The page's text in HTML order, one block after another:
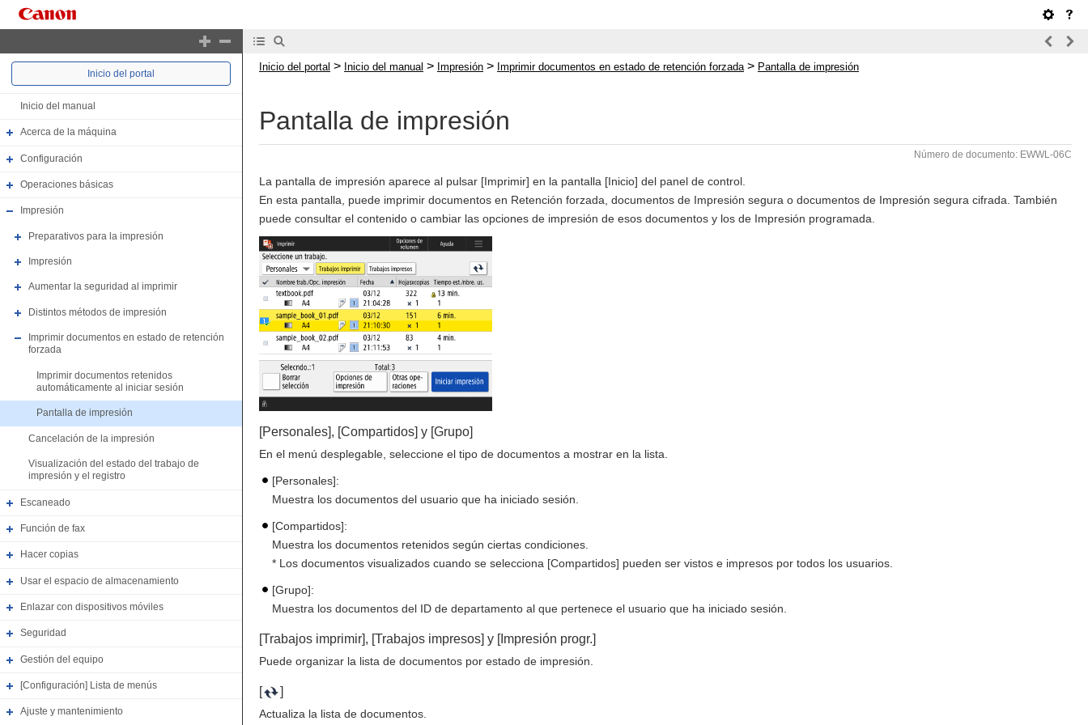
Inicio del portal
Inicio del manual
Acerca de la máquina
Configuración
Operaciones básicas
Impresión
Preparativos para la impresión
Impresión
Aumentar la seguridad al imprimir
Distintos métodos de impresión
Imprimir documentos en estado de retención
forzada
Imprimir documentos retenidos
automáticamente al iniciar sesión
Pantalla de impresión
Cancelación de la impresión
Visualización del estado del trabajo de
impresión y el registro
Escaneado
Función de fax
Hacer copias
Usar el espacio de almacenamiento
Enlazar con dispositivos móviles
Seguridad
Gestión del equipo
[Configuración] Lista de menús
Ajuste y mantenimiento
Inicio del portal > Inicio del manual > Impresión > Imprimir documentos en estado de retención forzada > Pantalla de impresión
Pantalla de impresión
Número de documento: EWWL-06C
La pantalla de impresión aparece al pulsar [Imprimir] en la pantalla [Inicio] del panel de control.
En esta pantalla, puede imprimir documentos en Retención forzada, documentos de Impresión segura o documentos de Impresión segura cifrada. También
puede consultar el contenido o cambiar las opciones de impresión de esos documentos y los de Impresión programada.
[Personales], [Compartidos] y [Grupo]
En el menú desplegable, seleccione el tipo de documentos a mostrar en la lista.
[Personales]:
Muestra los documentos del usuario que ha iniciado sesión.
[Compartidos]:
Muestra los documentos retenidos según ciertas condiciones.
* Los documentos visualizados cuando se selecciona [Compartidos] pueden ser vistos e impresos por todos los usuarios.
[Grupo]:
Muestra los documentos del ID de departamento al que pertenece el usuario que ha iniciado sesión.
[Trabajos imprimir], [Trabajos impresos] y [Impresión progr.]
Puede organizar la lista de documentos por estado de impresión.
[ ]
Actualiza la lista de documentos.